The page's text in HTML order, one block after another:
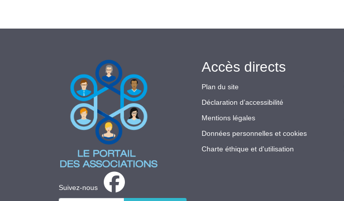
Suivez-nous
Accès directs
Plan du site
Déclaration d’accessibilité
Mentions légales
Données personnelles et cookies
Charte éthique et d'utilisation